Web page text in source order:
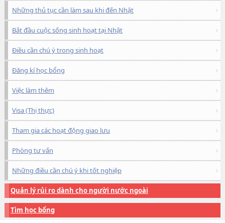
Những thủ tục cần làm sau khi đến Nhật
Bắt đầu cuộc sống sinh hoạt tại Nhật
Điều cần chú ý trong sinh hoạt
Đăng kí học bổng
Việc làm thêm
Visa (Thị thực)
Tham gia các hoạt động giao lưu
Phòng tư vấn
Những điều cần chú ý khi tốt nghiệp
Quản lý rủi ro dành cho người nước ngoài
Tìm học bổng